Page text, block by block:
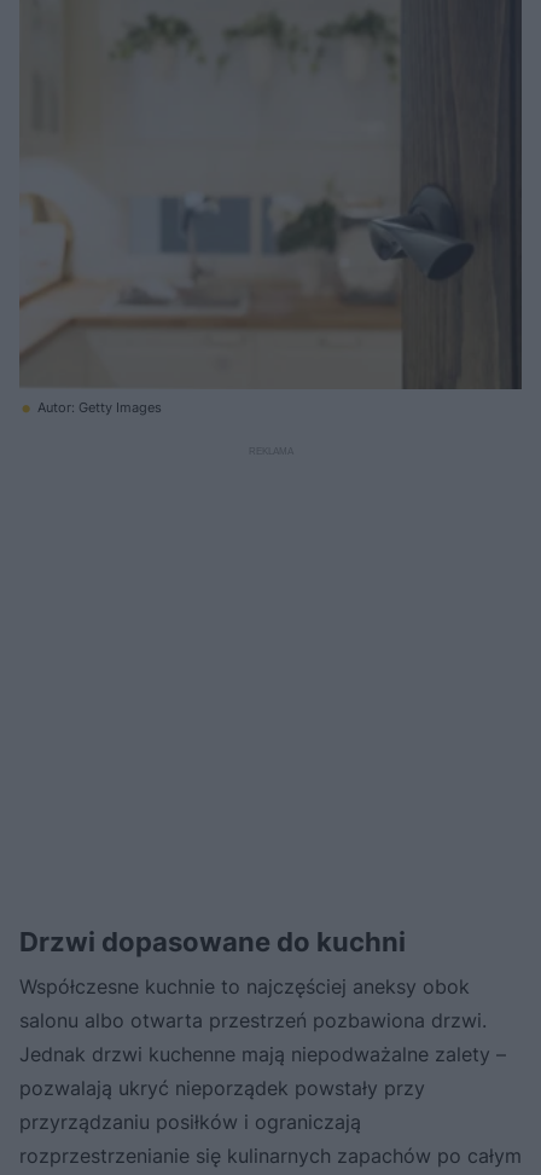
Autor: Getty Images
Drzwi dopasowane do kuchni
Współczesne kuchnie to najczęściej aneksy obok
salonu albo otwarta przestrzeń pozbawiona drzwi.
Jednak drzwi kuchenne mają niepodważalne zalety –
pozwalają ukryć nieporządek powstały przy
przyrządzaniu posiłków i ograniczają
rozprzestrzenianie się kulinarnych zapachów po całym